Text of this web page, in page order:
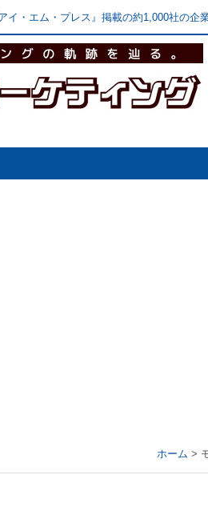
・エム・プレス』掲載の約1,000社の企
ホーム >